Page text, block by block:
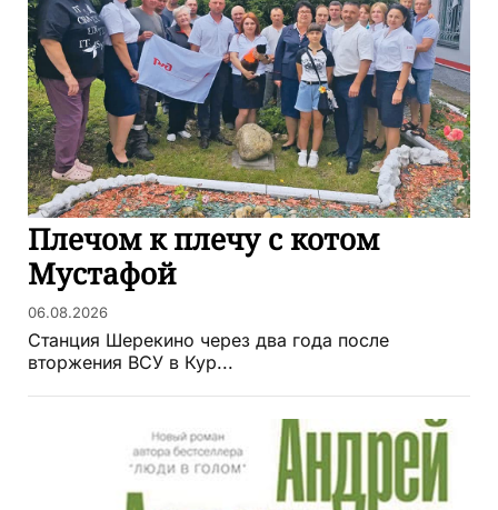
Плечом к плечу с котом
Мустафой
06.08.2026
Станция Шерекино через два года после
вторжения ВСУ в Кур...